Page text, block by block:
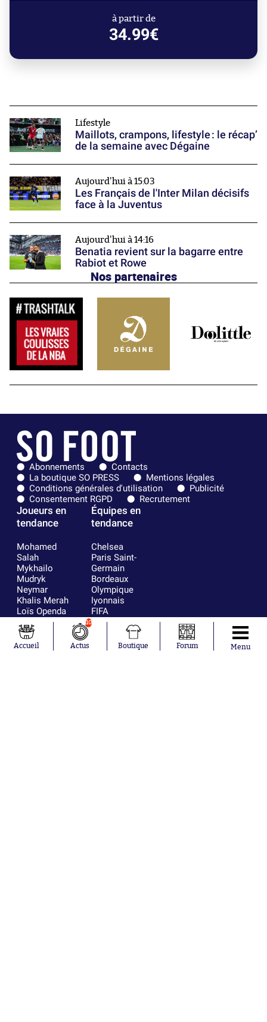
à partir de
34.99€
Lifestyle
Maillots, crampons, lifestyle : le récap’
de la semaine avec Dégaine
Aujourd'hui à 15:03
Les Français de l'Inter Milan décisifs
face à la Juventus
Aujourd'hui à 14:16
Benatia revient sur la bagarre entre
Rabiot et Rowe
Nos partenaires
Abonnements
Contacts
La boutique SO PRESS
Mentions légales
Conditions générales d'utilisation
Publicité
Consentement RGPD
Recrutement
Joueurs en
tendance
Mohamed
Salah
Mykhailo
Mudryk
Neymar
Khalis Merah
Loïs Openda
Moussa
Niakhaté
Nicolás
Tagliafico
Équipes en
tendance
Chelsea
Paris Saint-
Germain
Bordeaux
Olympique
lyonnais
FIFA
Real Madrid
RC Strasbourg
AC Milan
France
Accueil
10
Actus Boutique Forum Menu